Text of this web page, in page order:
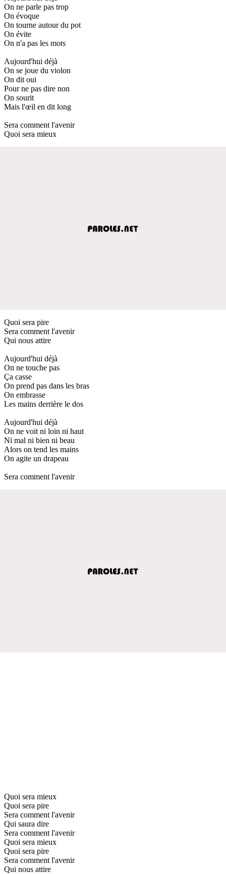
On ne parle pas trop
On évoque
On tourne autour du pot
On évite
On n'a pas les mots
Aujourd'hui déjà
On se joue du violon
On dit oui
Pour ne pas dire non
On sourit
Mais l'œil en dit long
Sera comment l'avenir
Quoi sera mieux
Quoi sera pire
Sera comment l'avenir
Qui nous attire
Aujourd'hui déjà
On ne touche pas
Ça casse
On prend pas dans les bras
On embrasse
Les mains derrière le dos
Aujourd'hui déjà
On ne voit ni loin ni haut
Ni mal ni bien ni beau
Alors on tend les mains
On agite un drapeau
Sera comment l'avenir
Quoi sera mieux
Quoi sera pire
Sera comment l'avenir
Qui saura dire
Sera comment l'avenir
Quoi sera mieux
Quoi sera pire
Sera comment l'avenir
Qui nous attire